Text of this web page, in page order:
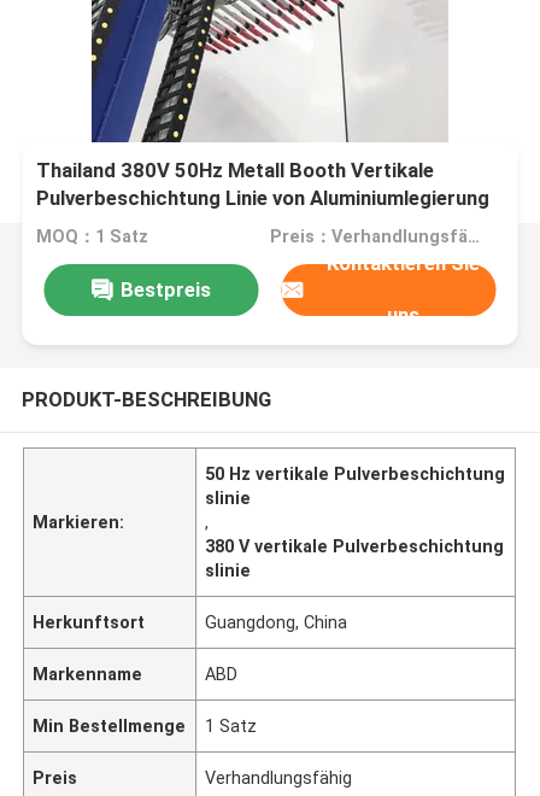
Thailand 380V 50Hz Metall Booth Vertikale
Pulverbeschichtung Linie von Aluminiumlegierung
Profil aus Guangdong von China
MOQ：1 Satz Preis：Verhandlungsfähig
Bestpreis
Kontaktieren Sie
uns
PRODUKT-BESCHREIBUNG
Markieren:
50 Hz vertikale Pulverbeschichtung
slinie
,
380 V vertikale Pulverbeschichtung
slinie
Herkunftsort Guangdong, China
Markenname ABD
Min Bestellmenge 1 Satz
Preis Verhandlungsfähig